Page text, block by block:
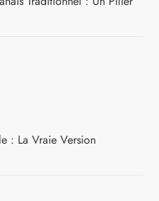
: La Vraie Version